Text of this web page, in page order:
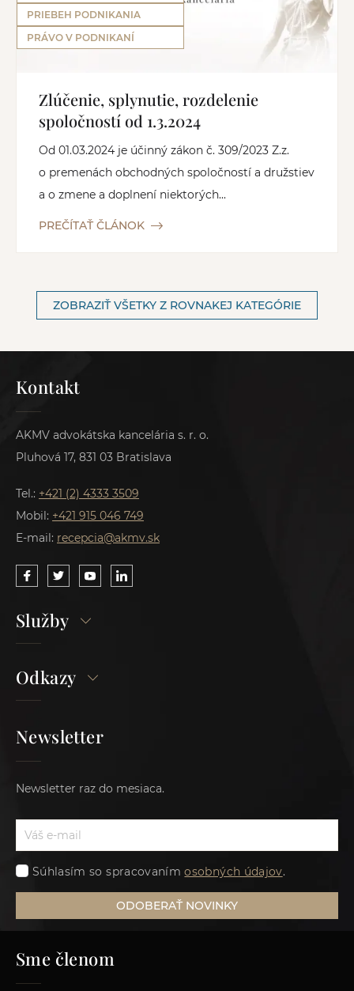
PRIEBEH PODNIKANIA
PRÁVO V PODNIKANÍ
Zlúčenie, splynutie, rozdelenie
spoločností od 1.3.2024
Od 01.03.2024 je účinný zákon č. 309/2023 Z.z.
o premenách obchodných spoločností a družstiev
a o zmene a doplnení niektorých...
PREČÍTAŤ ČLÁNOK
ZOBRAZIŤ VŠETKY Z ROVNAKEJ KATEGÓRIE
Kontakt
AKMV advokátska kancelária s. r. o.
Pluhová 17, 831 03 Bratislava
Tel.: +421 (2) 4333 3509
Mobil: +421 915 046 749
E-mail: recepcia@akmv.sk
Služby
Odkazy
Newsletter
Newsletter raz do mesiaca.
Súhlasím so spracovanímosobných údajov.
ODOBERAŤ NOVINKY
Sme členom